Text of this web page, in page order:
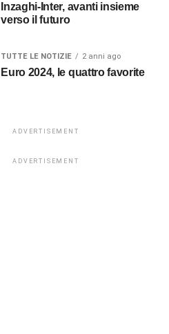
Inzaghi-Inter, avanti insieme
verso il futuro
TUTTE LE NOTIZIE 2 anni ago
Euro 2024, le quattro favorite
ADVERTISEMENT
ADVERTISEMENT